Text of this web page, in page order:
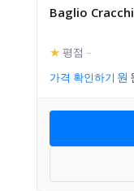
Baglio
★ 평점 –
가격 확인하기